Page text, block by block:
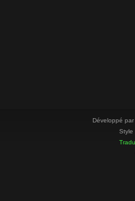
Développé par
Style